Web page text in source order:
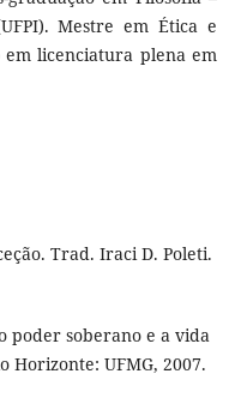
Mestre em Ética e
em licenciatura plena em
Trad. Iraci D. Poleti.
poder soberano e a vida
Horizonte: UFMG, 2007.